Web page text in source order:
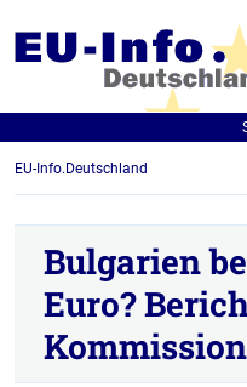
EU-Info.Deutschland
Bulgarien
Euro?
Kommission